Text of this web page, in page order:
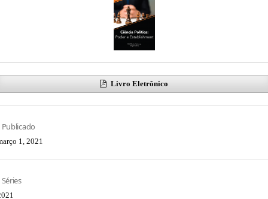
Livro Eletrônico
Publicado
1, 2021
Séries